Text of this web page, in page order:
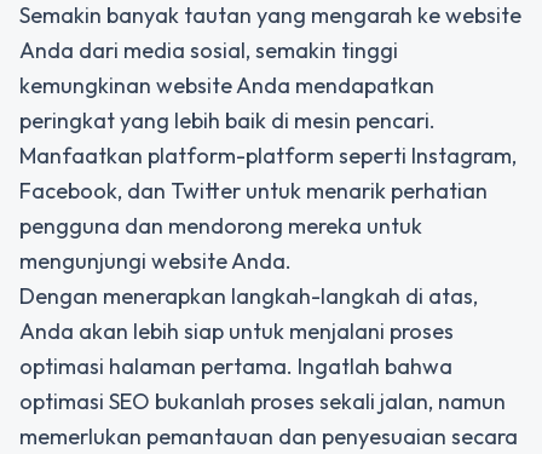
Semakin banyak tautan yang mengarah ke website
Anda dari media sosial, semakin tinggi
kemungkinan website Anda mendapatkan
peringkat yang lebih baik di mesin pencari.
Manfaatkan platform-platform seperti Instagram,
Facebook, dan Twitter untuk menarik perhatian
pengguna dan mendorong mereka untuk
mengunjungi website Anda.
Dengan menerapkan langkah-langkah di atas,
Anda akan lebih siap untuk menjalani proses
optimasi halaman pertama. Ingatlah bahwa
optimasi SEO bukanlah proses sekali jalan, namun
memerlukan pemantauan dan penyesuaian secara